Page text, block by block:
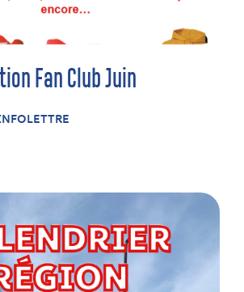
Fan Club Juin